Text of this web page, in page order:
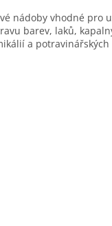
nádoby vhodné pro
barev, laků,
a